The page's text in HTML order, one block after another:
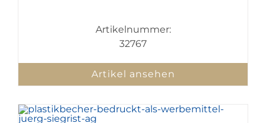
Artikelnummer:
32767
Artikel ansehen